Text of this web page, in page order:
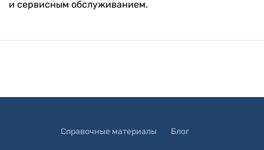
и сервисным обслуживанием.
Справочные материалы Блог